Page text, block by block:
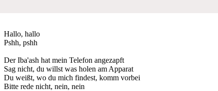
Hallo, hallo
Pshh, pshh
Der Iba'ash hat mein Telefon angezapft
Sag nicht, du willst was holen am Apparat
Du weißt, wo du mich findest, komm vorbei
Bitte rede nicht, nein, nein